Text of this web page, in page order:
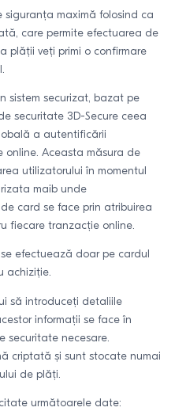
siguranța maximă folosind ca
care permite efectuarea de
plății veți primi o confirmare
sistem securizat, bazat pe
securitate 3D-Secure ceea
a autentificării
online. Aceasta măsura de
utilizatorului în momentul
maib unde
card se face prin atribuirea
fiecare tranzacție online.
efectuează doar pe cardul
achiziție.
să introduceți detaliile
informații se face în
securitate necesare.
criptată și sunt stocate numai
de plăți.
următoarele date: